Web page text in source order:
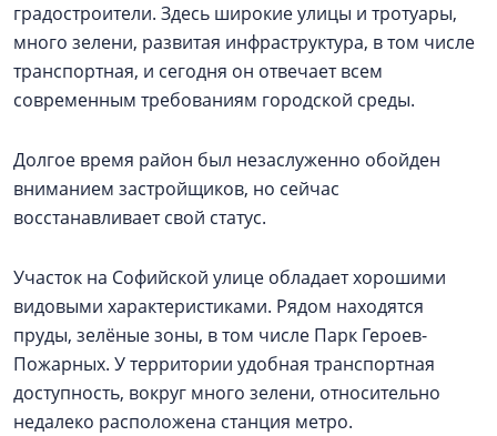
градостроители. Здесь широкие улицы и тротуары,
много зелени, развитая инфраструктура, в том числе
транспортная, и сегодня он отвечает всем
современным требованиям городской среды.
Долгое время район был незаслуженно обойден
вниманием застройщиков, но сейчас
восстанавливает свой статус.
Участок на Софийской улице обладает хорошими
видовыми характеристиками. Рядом находятся
пруды, зелёные зоны, в том числе Парк Героев-
Пожарных. У территории удобная транспортная
доступность, вокруг много зелени, относительно
недалеко расположена станция метро.